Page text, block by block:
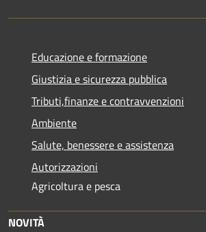
Educazione e formazione
Giustizia e sicurezza pubblica
Tributi,finanze e contravvenzioni
Ambiente
Salute, benessere e assistenza
Autorizzazioni
Agricoltura e pesca
NOVITÀ